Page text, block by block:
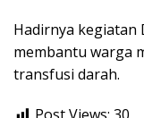
Hadirnya kegiatan
membantu warga
transfusi darah.